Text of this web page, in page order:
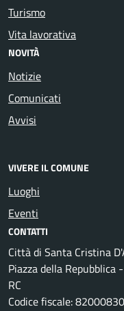
Turismo
Vita lavorativa
NOVITÀ
Notizie
Comunicati
Avvisi
VIVERE IL COMUNE
Luoghi
Eventi
CONTATTI
Città di Santa Cristina
Piazza della
RC
Codice fiscale: